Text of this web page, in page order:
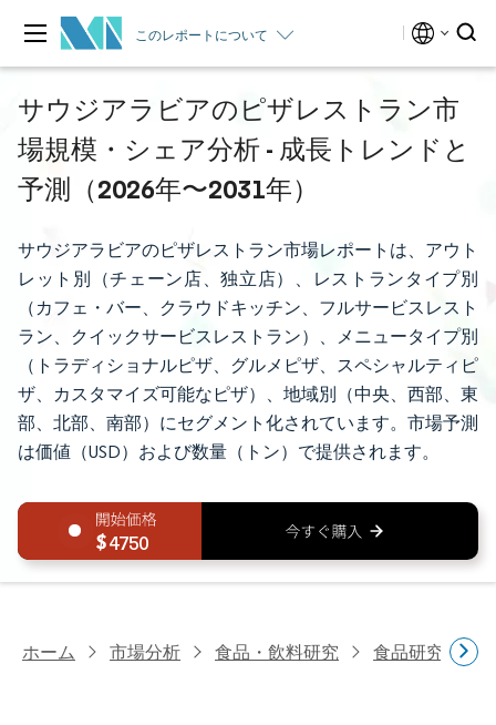
このレポートについて
サウジアラビアのピザレストラン市
場規模・シェア分析 - 成長トレンドと
予測（2026年〜2031年）
サウジアラビアのピザレストラン市場レポートは、アウト
レット別（チェーン店、独立店）、レストランタイプ別
（カフェ・バー、クラウドキッチン、フルサービスレスト
ラン、クイックサービスレストラン）、メニュータイプ別
（トラディショナルピザ、グルメピザ、スペシャルティピ
ザ、カスタマイズ可能なピザ）、地域別（中央、西部、東
部、北部、南部）にセグメント化されています。市場予測
は価値（USD）および数量（トン）で提供されます。
4750
ホーム 市場分析 食品・飲料研究 食品研究